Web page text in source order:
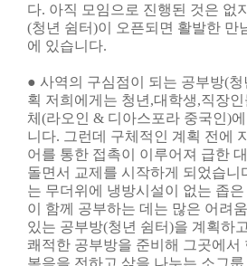
다. 아직 모임으로 진행된 것은 없
(청년 쉼터)이 오픈되면 활발한 만
에 있습니다.
● 사역의 구심점이 되는 공부방(청
획 저희에게는 청년,대학생,직장
체(라오인 & 디아스포라 중국인)에
니다. 그런데 구체적인 계획 전에
어를 통한 접촉이 이루어져 급한
돌면서 교제를 시작하게 되었습니
는 무더위에 냉방시설이 없는 좁
이 함께 공부하는 데는 많은 어려
있는 공부방(청년 쉼터)을 계획하고
쾌적한 공부방을 준비해 그곳에서
복음을 전하고 삶을 나누는 소그